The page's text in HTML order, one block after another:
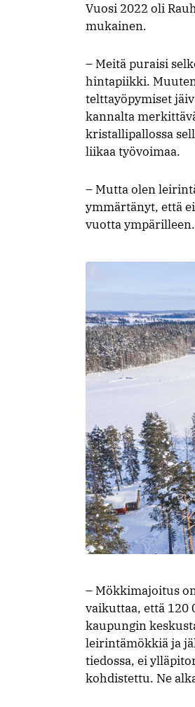
Vuosi 2022 oli
mukainen.
– Meitä puraisi
hintapiikki.
telttayöpymiset
kannalta
kristallipallossa
liikaa työvoimaa.
– Mutta olen
ymmärtänyt, että
vuotta
– Mökkimajoitus
vaikuttaa, että 120
kaupungin
leirintämökkiä ja
tiedossa, ei
kohdistettu. Ne